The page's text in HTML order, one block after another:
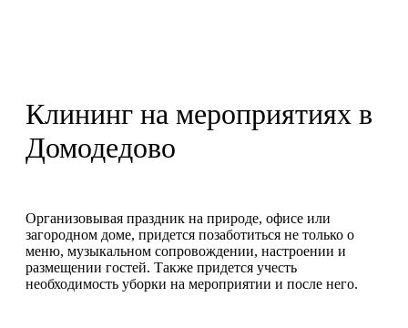
Клининг на мероприятиях в
Домодедово
Организовывая праздник на природе, офисе или
загородном доме, придется позаботиться не только о
меню, музыкальном сопровождении, настроении и
размещении гостей. Также придется учесть
необходимость уборки на мероприятии и после него.